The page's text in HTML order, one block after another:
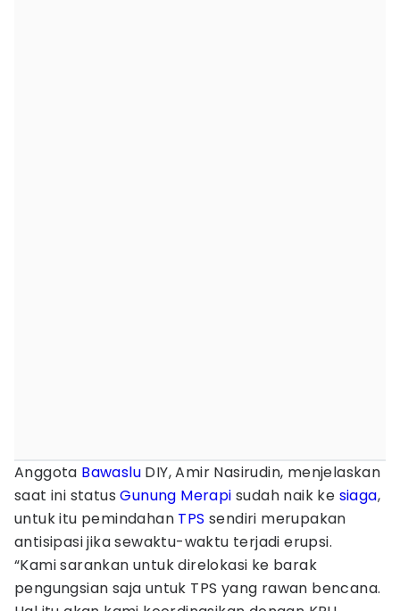
Anggota Bawaslu DIY, Amir Nasirudin, menjelaskan
saat ini statusGunung Merapi sudah naik ke siaga,
untuk itu pemindahan TPS sendiri merupakan
antisipasi jika sewaktu-waktu terjadi erupsi.
“Kami sarankan untuk direlokasi ke barak
pengungsian saja untuk TPS yang rawan bencana.